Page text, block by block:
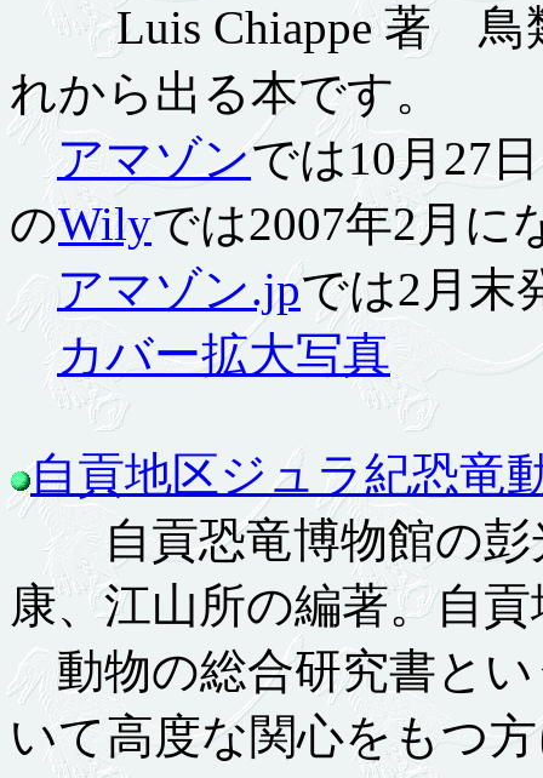
Luis Chiappe 著 鳥
れから出る本です。
アマゾンでは10月27
のWilyでは2007年2月に
アマゾン.jpでは2月末
カバー拡大写真
自貢地区ジュラ紀恐竜
自貢恐竜博物館の彭
康、江山所の編著。自
動物の総合研究書とい
いて高度な関心をもつ